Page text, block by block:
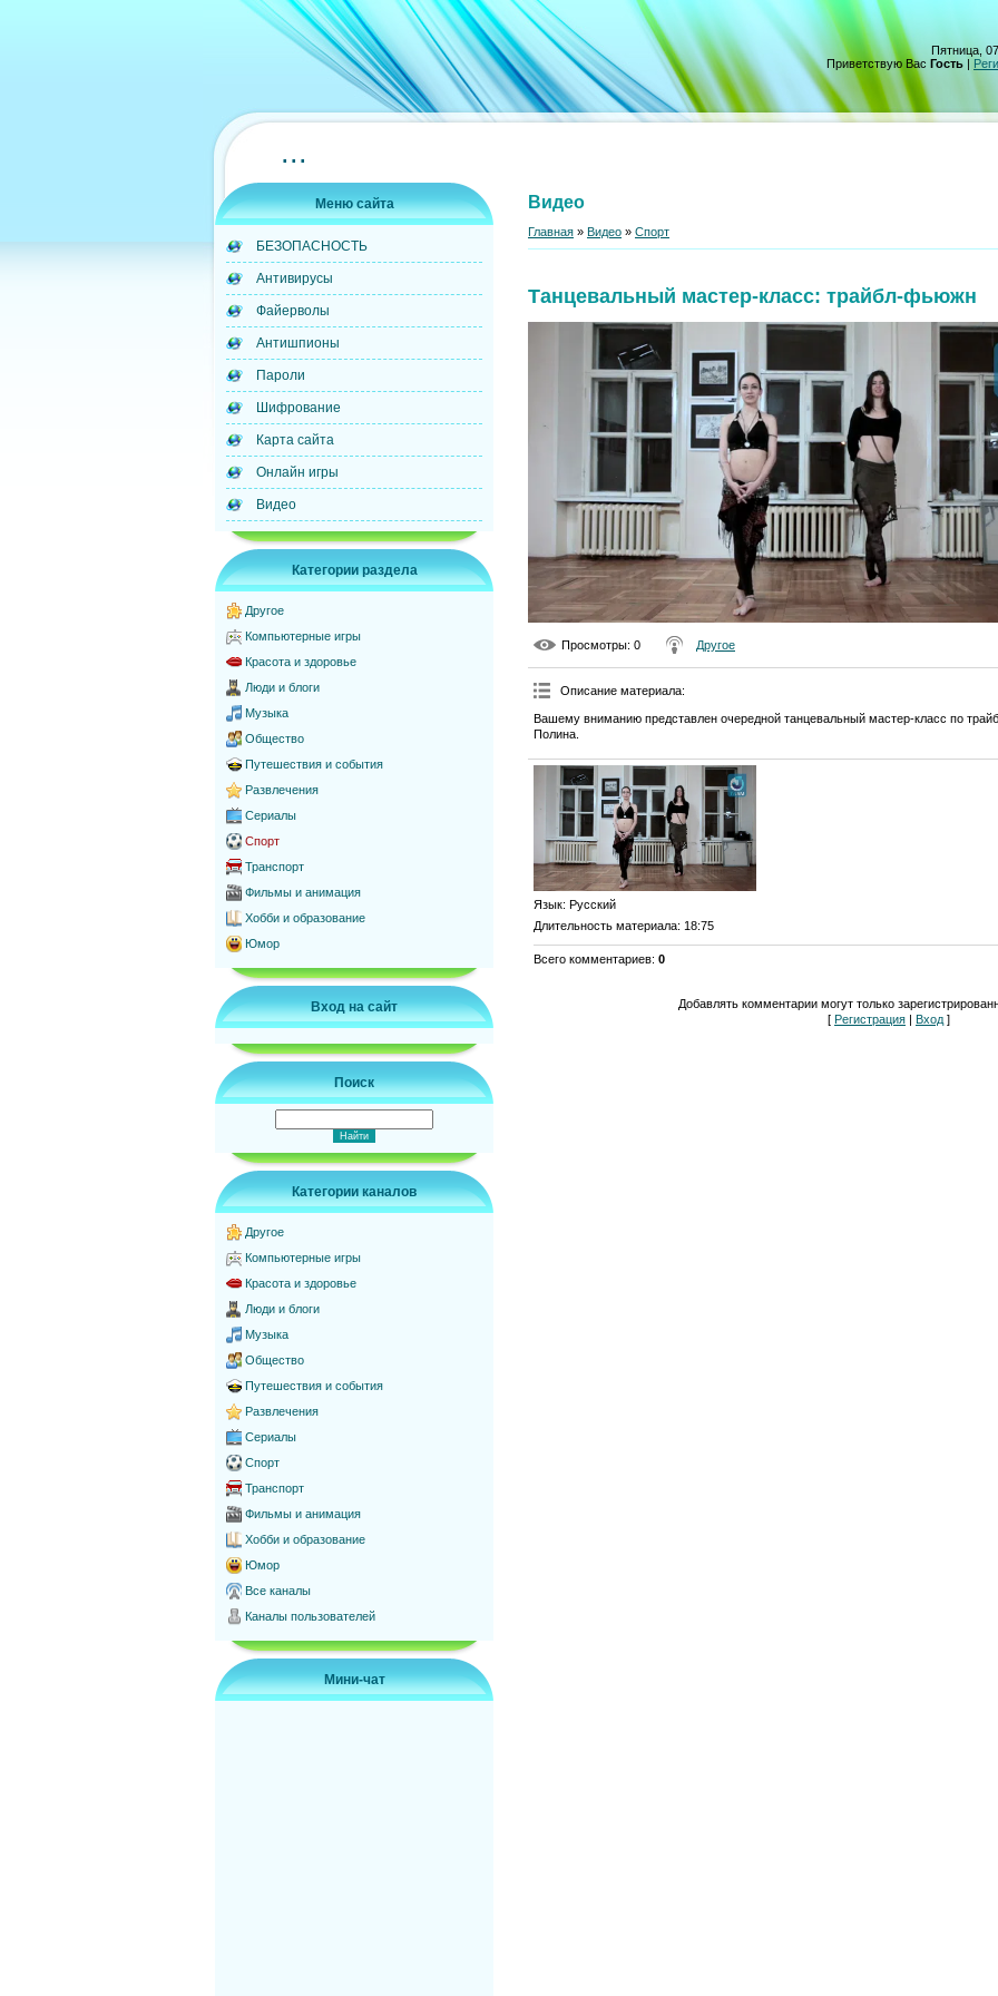
Пятница,
Приветствую Вас Гость |
...
Меню сайта
БЕЗОПАСНОСТЬ
Антивирусы
Файерволы
Антишпионы
Пароли
Шифрование
Карта сайта
Онлайн игры
Видео
Категории раздела
Другое
Компьютерные игры
Красота и здоровье
Люди и блоги
Музыка
Общество
Путешествия и события
Развлечения
Сериалы
Спорт
Транспорт
Фильмы и анимация
Хобби и образование
Юмор
Вход на сайт
Поиск
Категории каналов
Другое
Компьютерные игры
Красота и здоровье
Люди и блоги
Музыка
Общество
Путешествия и события
Развлечения
Сериалы
Спорт
Транспорт
Фильмы и анимация
Хобби и образование
Юмор
Все каналы
Каналы пользователей
Мини-чат
Видео
Главная » Видео » Спорт
Танцевальный мастер-класс: трайбл-фьюжн
Просмотры: 0 Другое
Описание материала:
Вашему вниманию представлен очередной танцевальный мастер-класс по
Полина.
Язык: Русский
Длительность материала: 18:75
Всего комментариев: 0
Добавлять комментарии могут только
[ Регистрация | Вход ]